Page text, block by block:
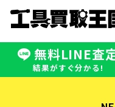
無料LINE査
結果がすぐ分かる!
無料LINE査定
受付：11:00〜19:00 木曜定